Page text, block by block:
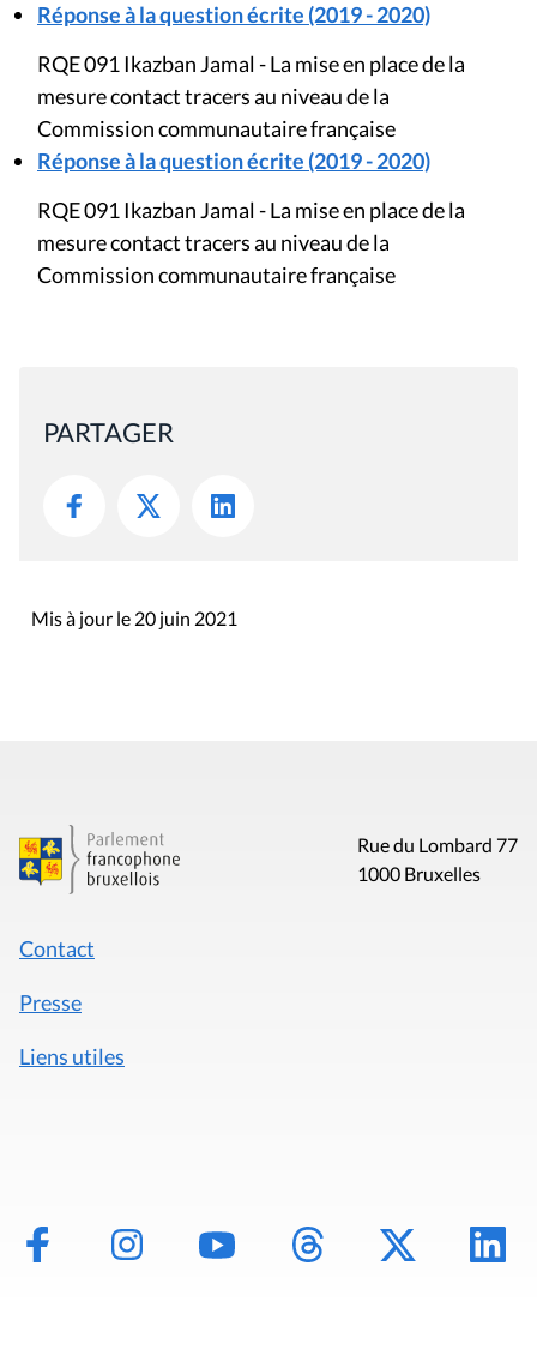
Réponse à la question écrite (2019 - 2020)
RQE 091 Ikazban Jamal - La mise en place de la
mesure contact tracers au niveau de la
Commission communautaire française
Réponse à la question écrite (2019 - 2020)
RQE 091 Ikazban Jamal - La mise en place de la
mesure contact tracers au niveau de la
Commission communautaire française
PARTAGER
Mis à jour le 20 juin 2021
Rue du Lombard 77
1000 Bruxelles
Contact
Presse
Liens utiles